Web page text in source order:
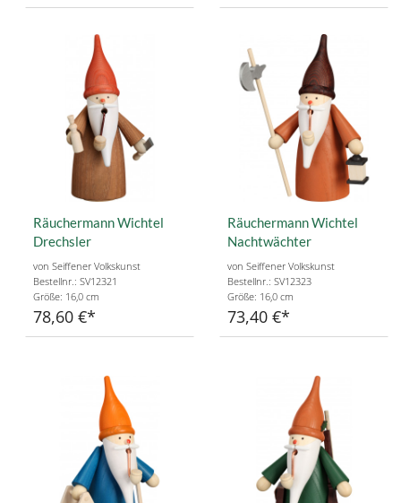
Räuchermann Wichtel
Drechsler
von Seiffener Volkskunst
Bestellnr.: SV12321
Größe: 16,0 cm
78,60 €
Räuchermann Wichtel
Nachtwächter
von Seiffener Volkskunst
Bestellnr.: SV12323
Größe: 16,0 cm
73,40 €